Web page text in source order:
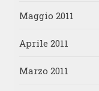
Maggio 2011
Aprile 2011
Marzo 2011